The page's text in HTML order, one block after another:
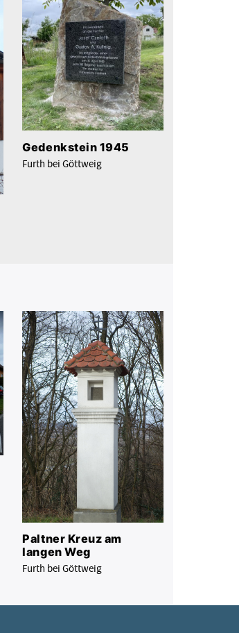
Gedenkstein 1945
Furth bei Göttweig
Paltner Kreuz am
langen Weg
Furth bei Göttweig